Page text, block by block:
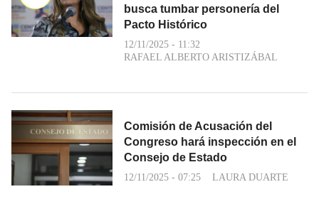
busca tumbar personería del
Pacto Histórico
12/11/2025 - 11:32
RAFAEL ALBERTO ARISTIZÁBAL
Comisión de Acusación del
Congreso hará inspección en el
Consejo de Estado
12/11/2025 - 07:25 LAURA DUARTE